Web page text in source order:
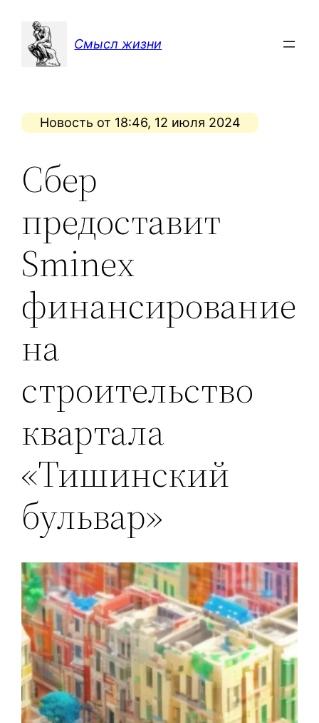
содержимому
Смысл жизни
Новость от 18:46, 12 июля 2024
Сбер
предоставит
Sminex
финансирование
на
строительство
квартала
«Тишинский
бульвар»